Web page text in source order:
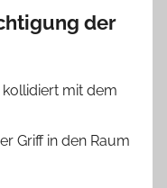
der
kollidiert mit dem
Griff in den Raum